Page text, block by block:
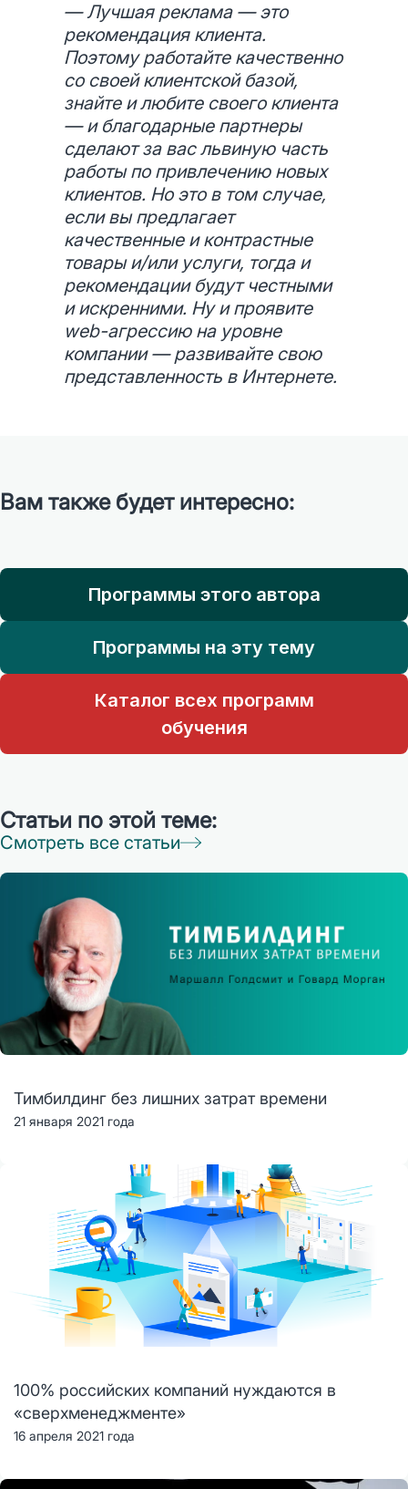
— Лучшая реклама — это
рекомендация клиента.
Поэтому работайте качественно
со своей клиентской базой,
знайте и любите своего клиента
— и благодарные партнеры
сделают за вас львиную часть
работы по привлечению новых
клиентов. Но это в том случае,
если вы предлагает
качественные и контрастные
товары и/или услуги, тогда и
рекомендации будут честными
и искренними. Ну и проявите
web-агрессию на уровне
компании — развивайте свою
представленность в Интернете.
Вам также будет интересно:
Программы этого автора
Программы на эту тему
Каталог всех программ
обучения
Статьи по этой теме:
Смотреть все статьи
Тимбилдинг без лишних затрат времени
21 января 2021 года
100% российских компаний нуждаются в
«сверхменеджменте»
16 апреля 2021 года